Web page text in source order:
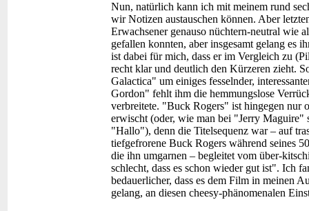
Nun, natürlich kann ich mit meinem rund
wir Notizen austauschen können. Aber
Erwachsener genauso nüchtern-neutral wie
gefallen konnten, aber insgesamt gelang es
ist dabei für mich, dass er im Vergleich zu
recht klar und deutlich den Kürzeren zieht.
Galactica" um einiges fesselnder,
Gordon" fehlt ihm die hemmungslose
verbreitete. "Buck Rogers" ist hingegen nur
erwischt (oder, wie man bei "Jerry Maguire"
"Hallo"), denn die Titelsequenz war – auf
tiefgefrorene Buck Rogers während seines
die ihn umgarnen – begleitet vom über-
schlecht, dass es schon wieder gut ist". Ich
bedauerlicher, dass es dem Film in meinen
gelang, an diesen cheesy-phänomenalen